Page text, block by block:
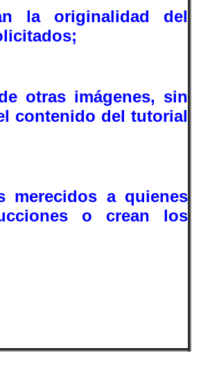
la originalidad del
otras imágenes, sin
contenido del tutorial
merecidos a quienes
o crean los